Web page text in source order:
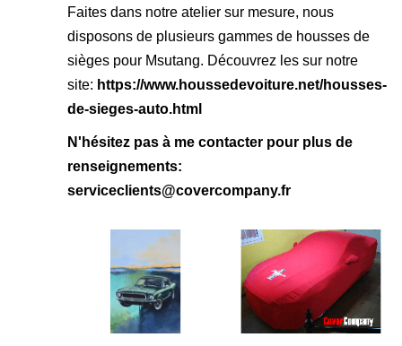
Faites dans notre atelier sur mesure, nous
disposons de plusieurs gammes de housses de
sièges pour Msutang. Découvrez les sur notre
site: https://www.houssedevoiture.net/housses-
de-sieges-auto.html
N'hésitez pas à me contacter pour plus de
renseignements:
serviceclients@covercompany.fr